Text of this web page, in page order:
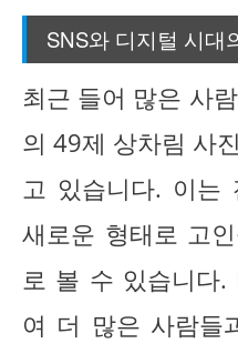
SNS와 디지털 시대
최근 들어 많은 사
의 49제 상차림 사
고 있습니다. 이는
새로운 형태로 고
로 볼 수 있습니다
여 더 많은 사람들